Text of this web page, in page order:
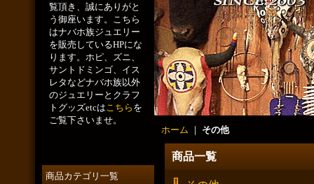
覧頂き、誠にありがと
う御座います。こちら
はナバホ族ジュエリー
を販売しているHPにな
ります。ホピ、ズニ、
サントドミンゴ、イス
レタなどナバホ族以外
のジュエリーとクラフ
トグッズetcはこちら を
ご覧下さいませ。
商品カテゴリ一覧
ホーム ｜ その他
商品一覧